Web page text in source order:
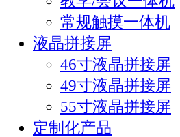
常规触摸一体机
液晶拼接屏
46寸液晶拼接屏
49寸液晶拼接屏
55寸液晶拼接屏
定制化产品